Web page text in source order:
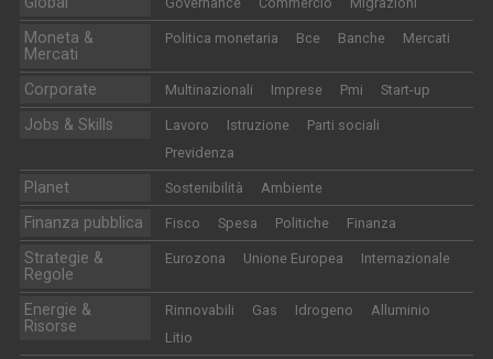
Moneta &
Mercati
Politica monetaria Bce Banche Mercati
Corporate Multinazionali Imprese Pmi Start-up
Jobs & Skills Lavoro Istruzione
Parti sociali
Previdenza
Planet Sostenibilità Ambiente
Finanza pubblica Fisco Spesa Politiche Finanza
Strategie &
Regole
Eurozona Unione Europea Internazionale
Energie &
Risorse
Rinnovabili Gas Idrogeno
Alluminio
Litio